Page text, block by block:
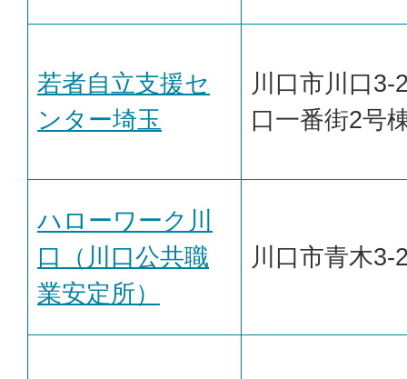
若者自立支援セ
ンター埼玉
川口市川口3-
口一番街2号
ハローワーク川
口（川口公共職
業安定所）
川口市青木3-